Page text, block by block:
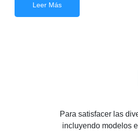
Leer Más
Para satisfacer las
incluyendo modelos